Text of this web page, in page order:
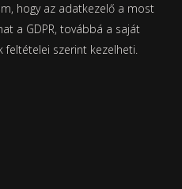
hogy az adatkezelő a most
a GDPR, továbbá a saját
feltételei szerint kezelheti.